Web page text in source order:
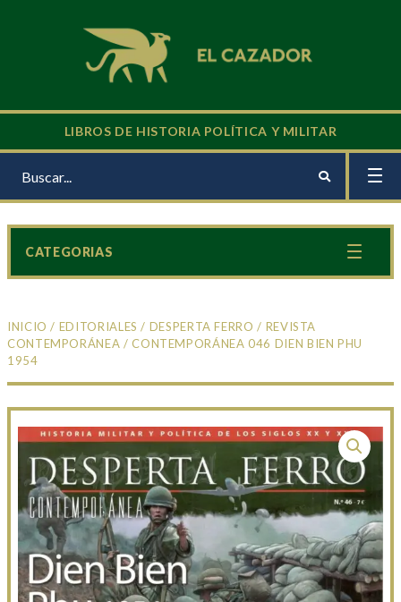
LIBROS DE HISTORIA POLÍTICA Y MILITAR
INICIO / EDITORIALES / DESPERTA FERRO / REVISTA
CONTEMPORÁNEA / CONTEMPORÁNEA 046 DIEN BIEN PHU
1954
CATEGORIAS